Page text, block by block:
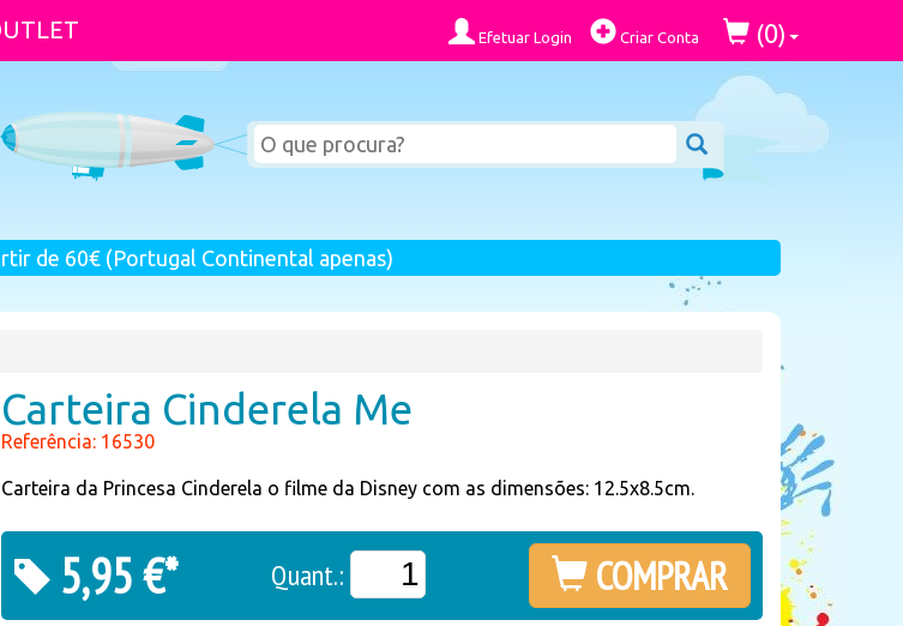
Efetuar Login Criar Conta (0)
de 60€ (Portugal Continental apenas)
Carteira Cinderela Me
Referência: 16530
Carteira da Princesa Cinderela o filme da Disney com as dimensões: 12.5x8.5cm.
5,95 €* Quant.: COMPRAR